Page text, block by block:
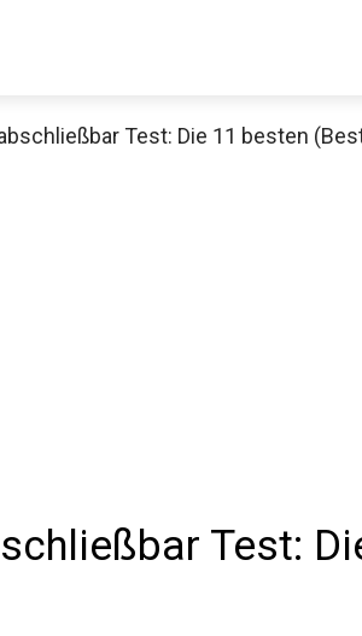
Test: Die 11 besten
Test: